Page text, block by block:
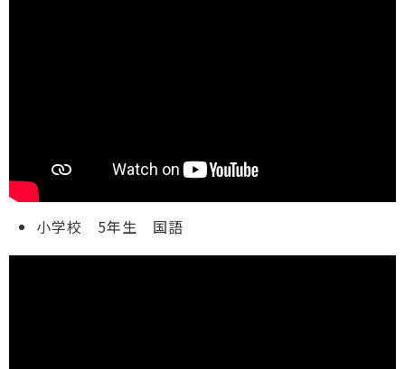
小学校 5年生 国語